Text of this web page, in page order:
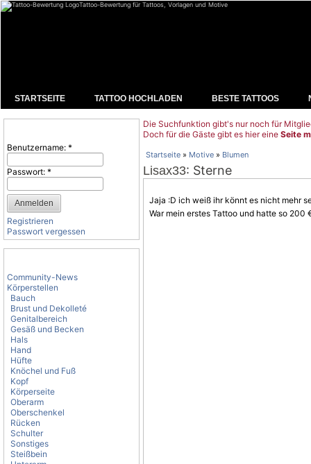
Tattoo-Bewertung für Tattoos, Vorlagen und Motive
STARTSEITE TATTOO HOCHLADEN BESTE TATTOOS
Benutzername: *
Passwort: *
Registrieren
Passwort vergessen
Community-News
Körperstellen
Bauch
Brust und Dekolleté
Genitalbereich
Gesäß und Becken
Hals
Hand
Hüfte
Knöchel und Fuß
Kopf
Körperseite
Oberarm
Oberschenkel
Rücken
Schulter
Sonstiges
Steißbein
Die Suchfunktion gibt's nur noch für
Doch für die Gäste gibt es hier eine Seite
Startseite » Motive » Blumen
Lisax33: Sterne
Jaja :D ich weiß ihr könnt es nicht mehr
War mein erstes Tattoo und hatte so 200